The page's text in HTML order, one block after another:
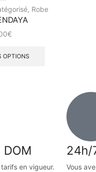
, Robe
€
OPTIONS
en vigueur.
24h/
Vous